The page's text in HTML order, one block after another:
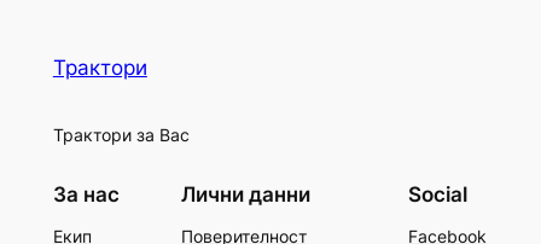
Трактори
Трактори за Вас
За нас
Екип
Лични данни
Поверителност
Social
Facebook